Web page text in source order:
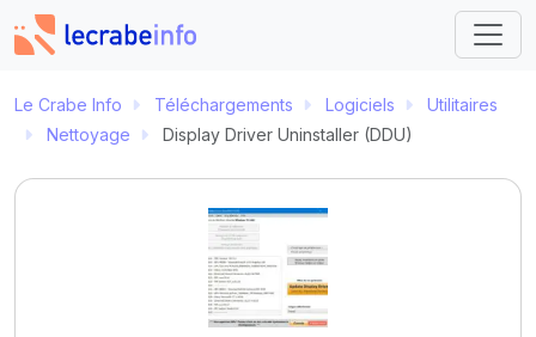
Le Crabe Info Téléchargements Logiciels
Utilitaires
Nettoyage
Display Driver Uninstaller (DDU)